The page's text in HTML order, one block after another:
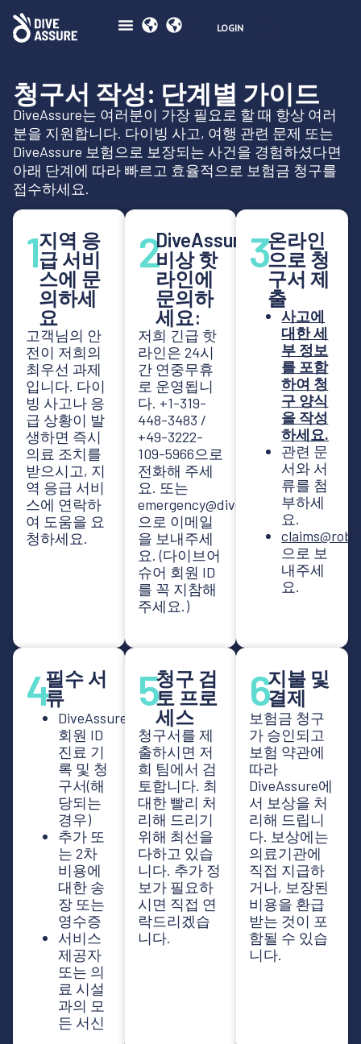
청구서 작성: 단계별 가이드
DiveAssure는 여러분이 가장 필요로 할 때 항상 여러
분을 지원합니다. 다이빙 사고, 여행 관련 문제 또는
DiveAssure 보험으로 보장되는 사건을 경험하셨다면
아래 단계에 따라 빠르고 효율적으로 보험금 청구를
접수하세요.
1지역 응
급 서비
스에 문
의하세
요
고객님의 안
전이 저희의
최우선 과제
입니다. 다이
빙 사고나 응
급 상황이 발
생하면 즉시
의료 조치를
받으시고, 지
역 응급 서비
스에 연락하
여 도움을 요
청하세요.
2DiveAssure
비상 핫
라인에
문의하
세요:
저희 긴급 핫
라인은 24시
간 연중무휴
로 운영됩니
다. +1-319-
448-3483 /
+49-3222-
109-5966으로
전화해 주세
요. 또는
emergency@diveassure.com
으로 이메일
을 보내주세
요. (다이브어
슈어 회원 ID
를 꼭 지참해
주세요.)
3온라인
으로 청
구서 제
출
사고에
대한 세
부 정보
를 포함
하여 청
구 양식
을 작성
하세요.
관련 문
서와 서
류를 첨
부하세
요.
으로 보
내주세
요.
4필수 서
류
DiveAssure
회원 ID
진료 기
록 및 청
구서(해
당되는
경우)
추가 또
는 2차
비용에
대한 송
장 또는
영수증
서비스
제공자
또는 의
료 시설
과의 모
든 서신
5청구 검
토 프로
세스
청구서를 제
출하시면 저
희 팀에서 검
토합니다. 최
대한 빨리 처
리해 드리기
위해 최선을
다하고 있습
니다. 추가 정
보가 필요하
시면 직접 연
락드리겠습
니다.
6지불 및
결제
보험금 청구
가 승인되고
보험 약관에
따라
DiveAssure에
서 보상을 처
리해 드립니
다. 보상에는
의료기관에
직접 지급하
거나, 보장된
비용을 환급
받는 것이 포
함될 수 있습
니다.